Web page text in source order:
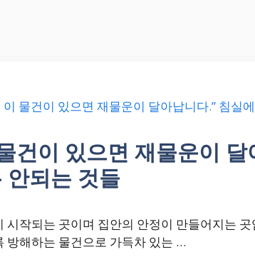
건이 있으면 재물운이 달
안되는 것들
시작되는 곳이며 집안의 안정이 만들어지는
방해하는 물건으로 가득차 있는 …